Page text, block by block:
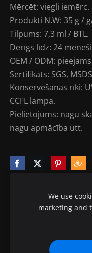
Mērcēt: viegli iemērc.
Produkti N.W: 35 g /
Tilpums: 7,3 ml / BTL.
Derīgs līdz: 24
OEM / ODM: pieejams.
Sertifikāts: SGS,
Konservēšanas rīki:
CCFL lampa.
Pielietojums: nagu
nagu apmācība utt.
© 2010-2020
We use
marketing and